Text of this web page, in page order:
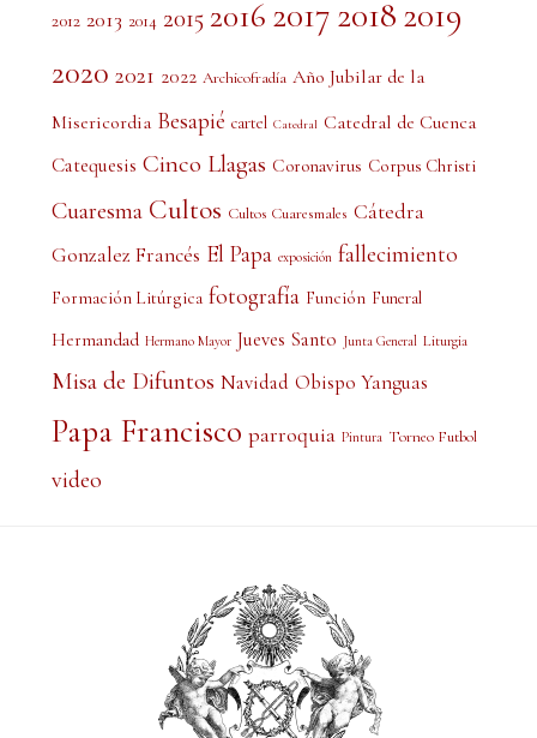
2012 2013 2014 2015 2016 2017 2018 2019
2020 2021 2022 Archicofradía Año Jubilar de la
Misericordia Besapié cartel Catedral Catedral de Cuenca
Catequesis Cinco Llagas Coronavirus Corpus Christi
Cuaresma Cultos Cultos Cuaresmales Cátedra
Gonzalez Francés El Papa exposición fallecimiento
Formación Litúrgica fotografía Función Funeral
Hermandad Hermano Mayor Jueves Santo Junta General Liturgia
Misa de Difuntos Navidad Obispo Yanguas
Papa Francisco parroquia Pintura Torneo Futbol
video